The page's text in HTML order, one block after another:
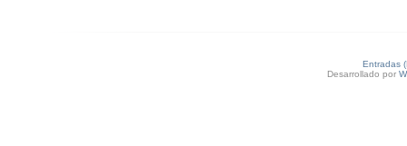
Entradas
Desarrollado por